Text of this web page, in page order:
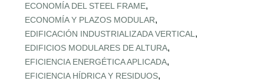
ECONOMÍA DEL STEEL FRAME,
ECONOMÍA Y PLAZOS MODULAR,
EDIFICACIÓN INDUSTRIALIZADA VERTICAL ,
EDIFICIOS MODULARES DE ALTURA,
EFICIENCIA ENERGÉTICA APLICADA,
EFICIENCIA HÍDRICA Y RESIDUOS,